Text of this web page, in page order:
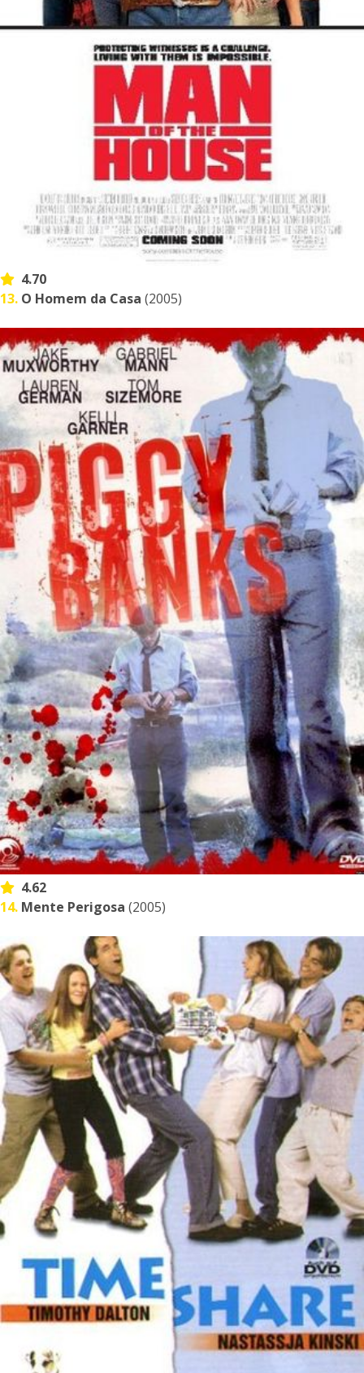
4.70
13. O Homem da Casa (2005)
4.62
14. Mente Perigosa (2005)